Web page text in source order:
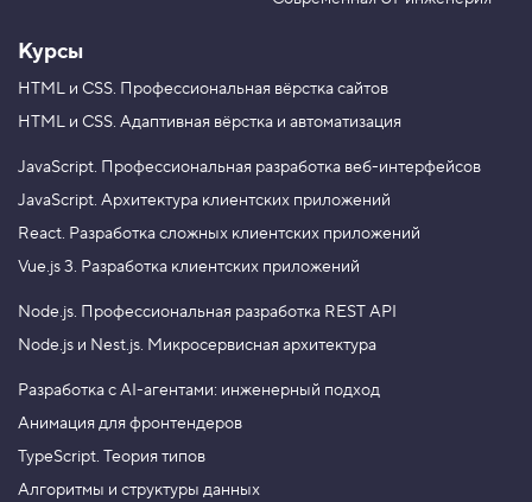
Курсы
HTML и CSS. Профессиональная вёрстка сайтов
HTML и CSS. Адаптивная вёрстка и автоматизация
JavaScript. Профессиональная разработка веб-интерфейсов
JavaScript. Архитектура клиентских приложений
React. Разработка сложных клиентских приложений
Vue.js 3. Разработка клиентских приложений
Node.js. Профессиональная разработка REST API
Node.js и Nest.js. Микросервисная архитектура
Разработка с AI-агентами: инженерный подход
Анимация для фронтендеров
TypeScript. Теория типов
Алгоритмы и структуры данных